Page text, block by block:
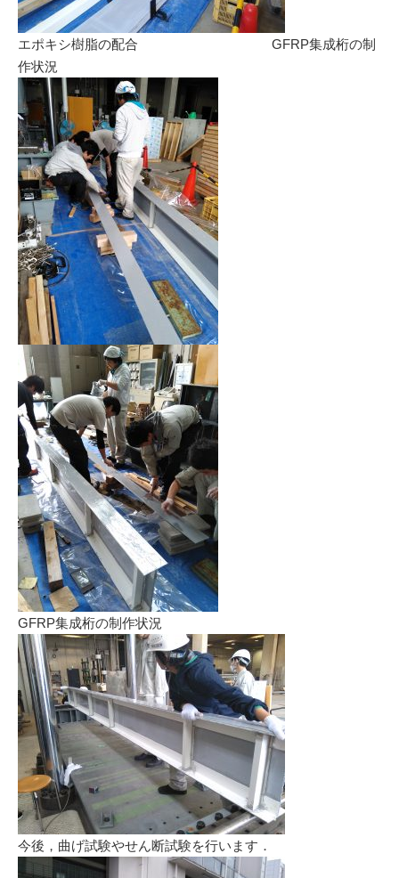
エポキシ樹脂の配合 GFRP集成桁の制
作状況
GFRP集成桁の制作状況
今後，曲げ試験やせん断試験を行います．